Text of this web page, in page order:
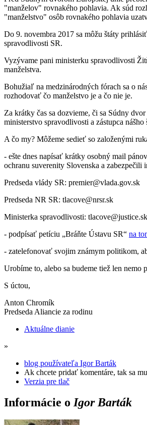
"manželov" rovnakého pohlavia. Ak súd
"manželstvo" osôb rovnakého pohlavia
Do 9. novembra 2017 sa môžu štáty
spravodlivosti SR.
Vyzývame pani ministerku spravodlivosti
manželstva.
Bohužiaľ na medzinárodných fórach sa o
rozhodovať čo manželstvo je a čo nie je.
Za krátky čas sa dozvieme, či sa Súdny
ministerstvo spravodlivosti a zástupca
A čo my? Môžeme sedieť so založenými
- ešte dnes napísať krátky osobný mail
ochranu suverenity Slovenska a zabezpečili
Predseda vlády SR: premier@vlada.gov.sk
Predseda NR SR: tlacove@nrsr.sk
Ministerka spravodlivosti:
- podpísať petíciu „Bráňte Ústavu SR“ na
- zatelefonovať svojim známym politikom,
Urobíme to, alebo sa budeme tiež len nemo
S úctou,
Anton Chromík
Predseda Aliancie za rodinu
Aktuálne dianie
»
blog používateľa Igor Barták
Ak chcete pridať komentáre, tak sa
Verzia pre tlač
Informácie oIgor Barták